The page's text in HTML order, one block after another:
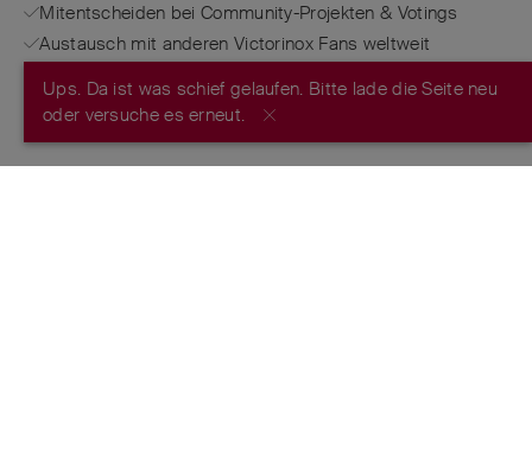
Ups. Da ist was schief gelaufen. Bitte lade die Seite neu
oder versuche es erneut.
Mitentscheiden bei Community-Projekten & Votings
Austausch mit anderen Victorinox Fans weltweit
JETZT REGISTRIEREN